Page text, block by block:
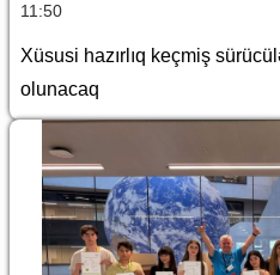
11:50
Xüsusi hazırlıq keçmiş
olunacaq